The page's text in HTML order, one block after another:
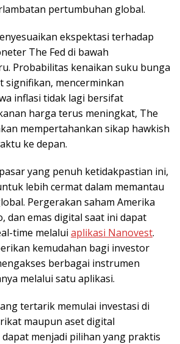
pertumbuhan global.
ekspektasi terhadap
The Fed di bawah
Probabilitas kenaikan suku bunga
signifikan, mencerminkan
inflasi tidak lagi bersifat
harga terus meningkat, The
mempertahankan sikap hawkish
ke depan.
yang penuh ketidakpastian ini,
lebih cermat dalam memantau
Pergerakan saham Amerika
dan emas digital saat ini dapat
time melalui aplikasi Nanovest.
kemudahan bagi investor
berbagai instrumen
melalui satu aplikasi.
tertarik memulai investasi di
maupun aset digital
dapat menjadi pilihan yang praktis